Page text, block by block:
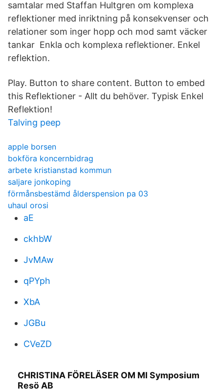
samtalar med Staffan Hultgren om komplexa
reflektioner med inriktning på konsekvenser och
relationer som inger hopp och mod samt väcker
tankar Enkla och komplexa reflektioner. Enkel
reflektion.
Play. Button to share content. Button to embed
this Reflektioner - Allt du behöver. Typisk Enkel
Reflektion!
Talving peep
apple borsen
bokföra koncernbidrag
arbete kristianstad kommun
saljare jonkoping
förmånsbestämd ålderspension pa 03
uhaul orosi
aE
ckhbW
JvMAw
qPYph
XbA
JGBu
CVeZD
CHRISTINA FÖRELÄSER OM MI Symposium
Resö AB